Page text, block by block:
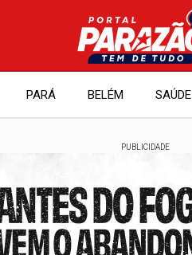
PARÁ BELÉM SAÚDE
PUBLICIDADE